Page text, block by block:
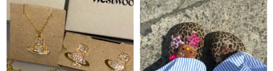
如果赶上chest + shoulder训练，我会用同样的动作激活身
体，训练的动作包括：哑铃飞鸟10lb、左右前/侧平举、哑